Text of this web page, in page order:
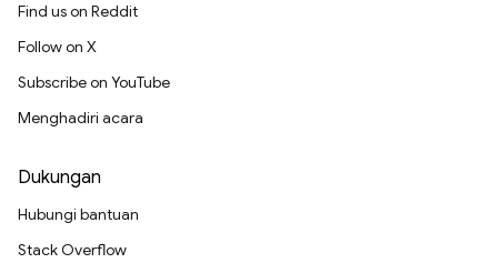
Find us on Reddit
Follow on X
Subscribe on YouTube
Menghadiri acara
Dukungan
Hubungi bantuan
Stack Overflow